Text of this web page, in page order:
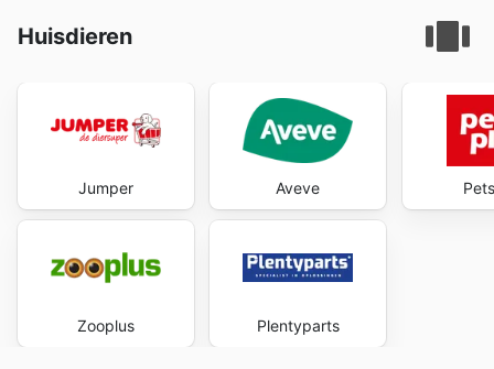
Huisdieren
Jumper
Zooplus
Aveve
Plentyparts